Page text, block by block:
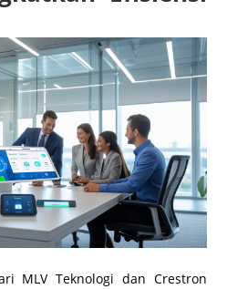
MLV Teknologi dan Crestron